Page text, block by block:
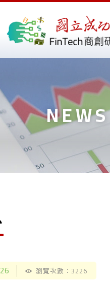
NEWS
瀏覽次數：3226